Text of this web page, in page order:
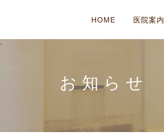
HOME 医院案内
お知らせ